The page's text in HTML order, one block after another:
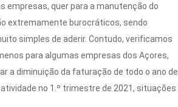
empresas, quer para a manutenção do
extremamente burocráticos, sendo
simples de aderir. Contudo, verificamos
para algumas empresas dos Açores,
a diminuição da faturação de todo o ano de
no 1.º trimestre de 2021, situações